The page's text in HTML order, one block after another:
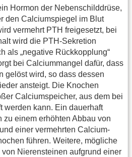
Hormon der Nebenschilddrüse,
den Calciumspiegel im Blut
vermehrt PTH freigesetzt, bei
wird die PTH-Sekretion
als „negative Rückkopplung“
bei Calciummangel dafür, dass
gelöst wird, so dass dessen
ansteigt. Die Knochen
Calciumspeicher, aus dem bei
werden kann. Ein dauerhaft
zu einem erhöhten Abbau von
einer vermehrten Calcium-
führen. Weitere, mögliche
Nierensteinen aufgrund einer